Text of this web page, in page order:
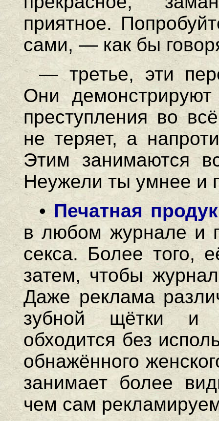
приятное.
сами, — как бы
— третье, эти
Они
преступления во
не теряет, а
Этим занимаются
Неужели ты умнее и
• Печатная
в любом журнале и
секса. Более того,
затем, чтобы
Даже реклама
зубной щётки и
обходится без
обнажённого
занимает более
чем сам